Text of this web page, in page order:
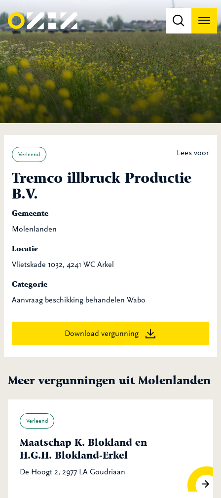
Lees voor
Verleend
Tremco illbruck Productie
B.V.
Gemeente
Molenlanden
Locatie
Vlietskade 1032, 4241 WC Arkel
Categorie
Aanvraag beschikking behandelen Wabo
Download vergunning
Meer vergunningen uit Molenlanden
Verleend
Maatschap K. Blokland en
H.G.H. Blokland-Erkel
De Hoogt 2, 2977 LA Goudriaan